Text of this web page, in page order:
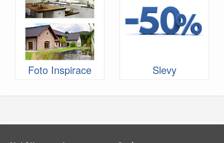
Foto Inspirace Slevy